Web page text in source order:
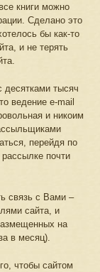
книги можно
Сделано это
бы как-то
и не терять
десятками тысяч
ведение e-mail
и никоим
перейдя по
почти
связь с Вами –
сайта, и
на
в месяц).
чтобы сайтом